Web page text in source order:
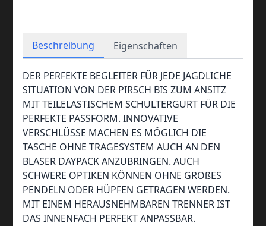
Beschreibung Eigenschaften
DER PERFEKTE BEGLEITER FÜR JEDE JAGDLICHE
SITUATION VON DER PIRSCH BIS ZUM ANSITZ
MIT TEILELASTISCHEM SCHULTERGURT FÜR DIE
PERFEKTE PASSFORM. INNOVATIVE
VERSCHLÜSSE MACHEN ES MÖGLICH DIE
TASCHE OHNE TRAGESYSTEM AUCH AN DEN
BLASER DAYPACK ANZUBRINGEN. AUCH
SCHWERE OPTIKEN KÖNNEN OHNE GROßES
PENDELN ODER HÜPFEN GETRAGEN WERDEN.
MIT EINEM HERAUSNEHMBAREN TRENNER IST
DAS INNENFACH PERFEKT ANPASSBAR.